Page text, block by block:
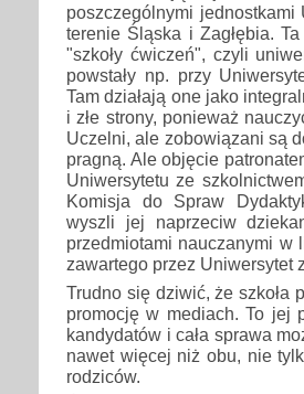
poszczególnymi jednostkami
terenie Śląska i Zagłębia.
"szkoły ćwiczeń", czyli
powstały np. przy
Tam działają one jako
i złe strony, ponieważ
Uczelni, ale zobowiązani są
pragną. Ale objęcie
Uniwersytetu ze
Komisja do Spraw
wyszli jej naprzeciw
przedmiotami nauczanymi w
zawartego przez Uniwersytet
Trudno się dziwić, że szkoła
promocję w mediach. To jej
kandydatów i cała sprawa
nawet więcej niż obu, nie
rodziców.